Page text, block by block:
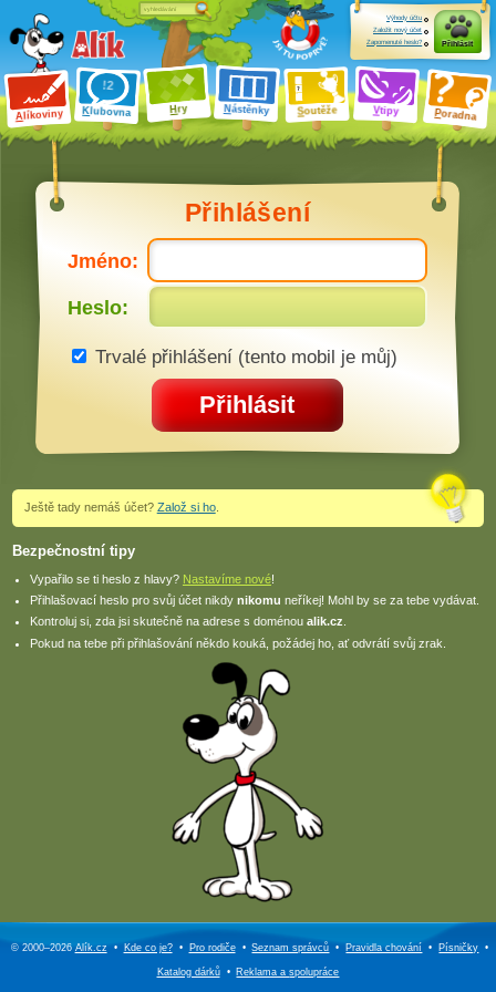
Alíkoviny Klubovna Hry Nástěnky Soutěže Vtipy Poradna
Výhody účtu
Založit nový účet
Zapomenuté heslo?
Přihlásit
Přihlášení
Jméno:
Heslo:
Trvalé přihlášení (tento mobil je můj)
Přihlásit
Ještě tady nemáš účet? Založ si ho.
Bezpečnostní tipy
Vypařilo se ti heslo z hlavy? Nastavíme nové!
Přihlašovací heslo pro svůj účet nikdy nikomu neříkej! Mohl by se za tebe vydávat.
Kontroluj si, zda jsi skutečně na adrese s doménou alik.cz
Pokud na tebe při přihlašování někdo kouká, požádej ho, ať odvrátí svůj zrak.
© 2000–2026Alík.cz • Kde co je? • Pro rodiče • Seznam správců • Pravidla chování • Písničky •
Katalog dárků • Reklama aspolupráce